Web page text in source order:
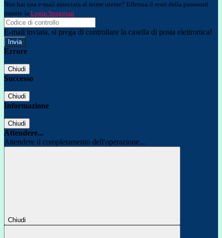
Non hai una e-mail associata al nome utente? Effettua il reset della password
tramite la Login Spaggiari
E-mail inviata, si prega di controllare la casella di posta elettronica!
Errore
Chiudi
Successo
Chiudi
Informazione
Chiudi
Attendere...
Attendere il completamento dell'operazione...
Chiudi